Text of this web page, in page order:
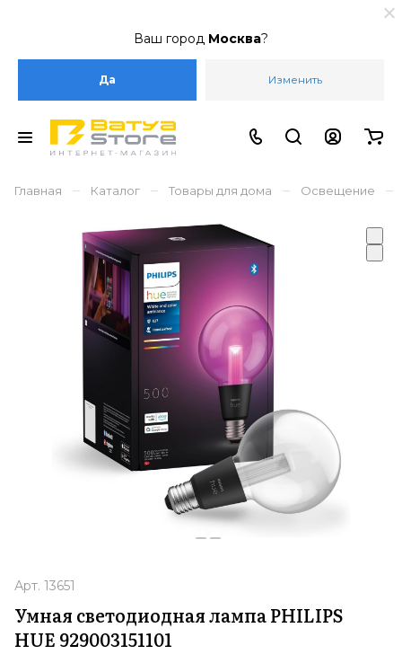
Ваш город Москва?
Да Изменить
Главная – Каталог – Товары для дома – Освещение –
Арт. 13651
Умная светодиодная лампа PHILIPS
HUE 929003151101